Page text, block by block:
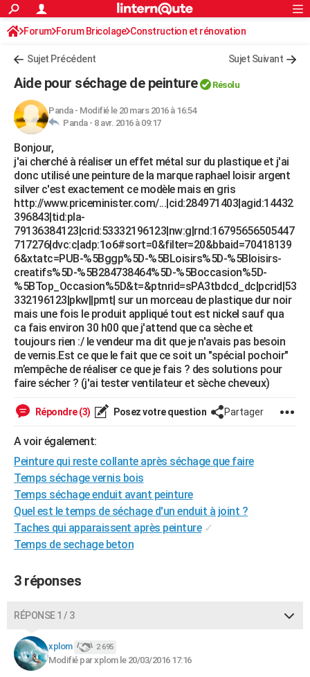
ACTUALITÉS
Politique
Société
Faits Divers
Education
Monde
Villes
+
FINANCE
Retraite
Impôts
Epargne
Immobilier
Risques naturels par ville
Banque
Assurance
Crédit
AUTO
Essais
Réserver un essai
Citadines
Berlines
SUV
Forum auto
+HIGH-TECH
Mobiles
Meilleur smartphone
Internet
Ordinateurs
Jeux vidéo
Guide high-tech
+BRICOLAGE
Forum
Aménagement intérieur
Extérieur
Cuisine
Salle de bains
Jardinage
Rangement
WEEK-END
Guides de France
Escapades
Patrimoine
Expositions
Musées
Week-end nature
+LIFESTYLE
Art de vivre
Bien-être
Loisirs
Modes de vie
SANTE
Alimentation
Guide de la santé
Maladies
Médicaments
Sommeil
VOYAGE
Destinations
City break
Voyage nature
Voyage de noces
Forum
Climat
+PHOTO
GUIDES D'ACHAT
BONS PLANS
CARTE DE VOEUX
Carte de Noël
Carte Bonne année
Carte Saint-Valentin
Carte Pâques
Carte d'anniversaire
DICTIONNAIRE
Dictionnaire
Biographies
Citations
Expressions
Proverbes
PROGRAMME TV
COPAINS D'AVANT
S'inscrire
Se connecter
Lycées
Collèges
Primaires
Universités
Entreprises
Service militaire
Avis de recherche
AVIS DE DÉCÈS
FORUM
Bricolage
Lifestyle
Culture
Sport
Auto
Television
Voyage
Cinema
Rechercher
S'inscrire
Connexion
Forum Forum Bricolage Construction et rénovation
Peinture, Vernis, Tapissserie
Sujet Précédent Sujet Suivant
Aide pour séchage de peinture Résolu
Panda- Modifié le 20 mars 2016 à 16:54
Panda - 8 avr. 2016 à 09:17
Bonjour,
j'ai cherché à réaliser un effet métal sur du plastique et j'ai
donc utilisé une peinture de la marque raphael loisir argent
silver c'est exactement ce modèle mais en gris
http://www.priceminister.com/...|cid:284971403|agid:14432
396843|tid:pla-
79136384123|crid:53332196123|nw:g|rnd:16795656505447
717276|dvc:c|adp:1o6#sort=0&filter=20&bbaid=70418139
6&xtatc=PUB-%5Bggp%5D-%5BLoisirs%5D-%5Bloisirs-
creatifs%5D-%5B284738464%5D-%5Boccasion%5D-
%5BTop_Occasion%5D&t=&ptnrid=sPA3tbdcd_dc|pcrid|53
332196123|pkw||pmt| sur un morceau de plastique dur noir
mais une fois le produit appliqué tout est nickel sauf qua
ca fais environ 30 h00 que j'attend que ca sèche et
toujours rien :/ le vendeur ma dit que je n'avais pas besoin
de vernis.Est ce que le fait que ce soit un "spécial pochoir"
m’empêche de réaliser ce que je fais ? des solutions pour
faire sécher ? (j'ai tester ventilateur et sèche cheveux)
Répondre (3) Posez votre question Partager
A voir également:
Peinture qui reste collante après séchage que faire
Temps séchage vernis bois
Temps séchage enduit avant peinture
Quel est le temps de séchage d'un enduit à joint ?
Taches qui apparaissent après peinture ✓
Temps de sechage beton
3 réponses
RÉPONSE 1 / 3
xplom 2 695
Modifié par xplom le 20/03/2016 17:16